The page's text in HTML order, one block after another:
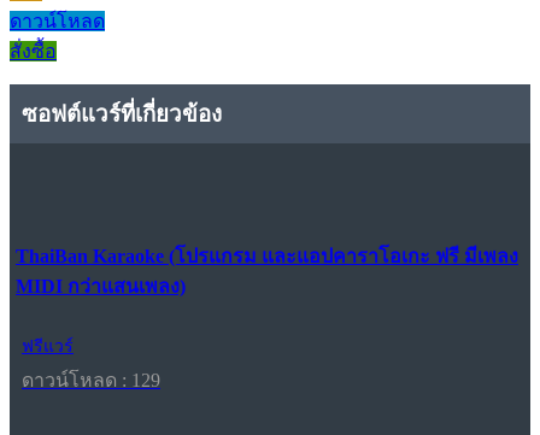
ดาวน์โหลด
สั่งซื้อ
ซอฟต์แวร์ที่เกี่ยวข้อง
ThaiBan Karaoke (โปรแกรม และแอปคาราโอเกะ ฟรี มีเพลง
MIDI กว่าแสนเพลง)
ฟรีแวร์
ดาวน์โหลด : 129